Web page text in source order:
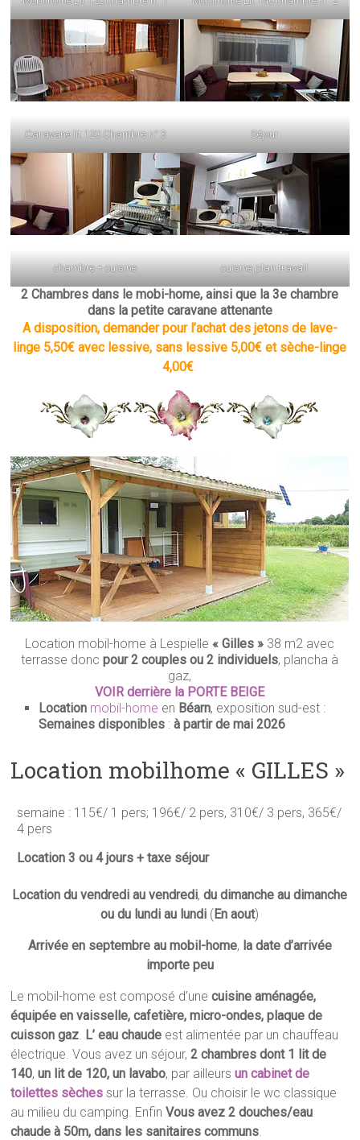
Caravane lit 120 Chambre n° 3 Séjour
chambre + cuisine cuisine plan travail
2 Chambres dans le mobi-home, ainsi que la 3e chambre
dans la petite caravane attenante
A disposition, demander pour l’achat des jetons de lave-
linge 5,50€ avec lessive, sans lessive 5,00€ et sèche-linge
4,00€.
Location mobil-home à Lespielle « Gilles » 38 m2 avec
terrasse doncpour 2 couples ou 2 individuels, plancha à
gaz,
VOIR derrière la PORTE BEIGE
Location mobil-home en Béarn, exposition sud-est :
Semaines disponibles :à partir de mai 2026
Location mobilhome « GILLES »
semaine : 115€/ 1 pers; 196€/ 2 pers, 310€/ 3 pers, 365€/
4 pers
Location 3 ou 4 jours + taxe séjour
Location du vendredi au vendredi,du dimanche au dimanche
ou du lundi au lundi (En aout)
Arrivée en septembre au mobil-home, la date d’arrivée
importe peu
Le mobil-home est composé d’unecuisine aménagée,
équipée en vaisselle, cafetière, micro-ondes, plaque de
cuisson gaz. L’ eau chaude est alimentée par un chauffeau
électrique. Vous avez un séjour,2 chambres dont 1 lit de
140,un lit de 120, un lavabo, par ailleursun cabinet de
toilettes sèches sur la terrasse. Ou choisir le wc classique
au milieu du camping. EnfinVous avez 2 douches/eau
chaude à 50m, dans les sanitaires communs.